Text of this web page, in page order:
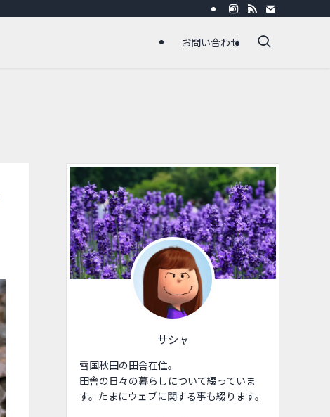
お問い合わせ
サシャ
雪国秋田の田舎在住。
田舎の日々の暮らしについて綴っていま
す。たまにウェブに関する事も綴ります。